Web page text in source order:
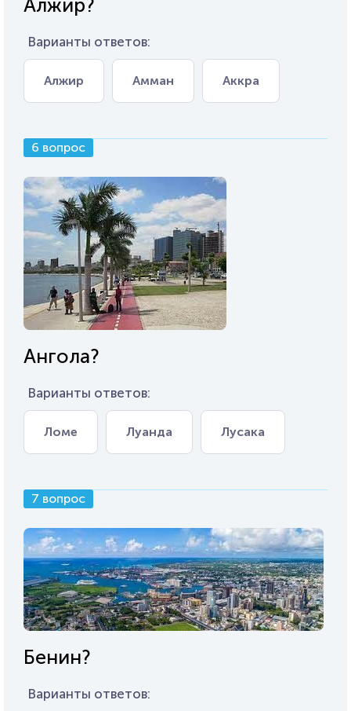
Алжир?
Варианты ответов:
Алжир Амман Аккра
6 вопрос
Ангола?
Варианты ответов:
Ломе Луанда Лусака
7 вопрос
Бенин?
Варианты ответов: